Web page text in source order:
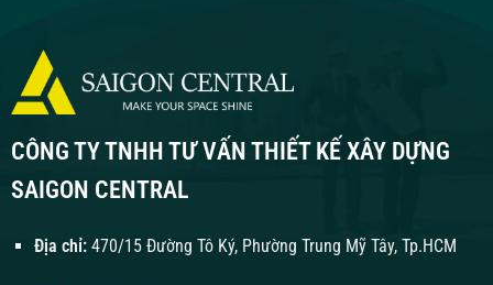
CÔNG TY TNHH TƯ VẤN THIẾT KẾ XÂY DỰNG
SAIGON CENTRAL
Địa chỉ:470/15 Đường Tô Ký, Phường Trung Mỹ Tây, Tp.HCM